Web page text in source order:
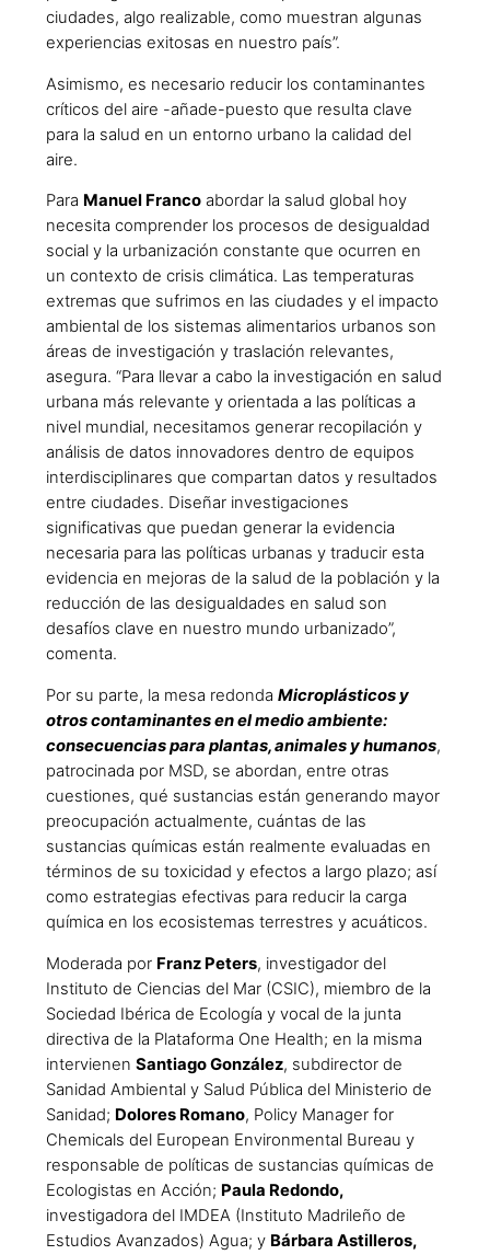
ciudades, algo realizable, como muestran algunas
experiencias exitosas en nuestro país”.
Asimismo, es necesario reducir los contaminantes
críticos del aire -añade-puesto que resulta clave
para la salud en un entorno urbano la calidad del
aire.
Para Manuel Franco abordar la salud global hoy
necesita comprender los procesos de desigualdad
social y la urbanización constante que ocurren en
un contexto de crisis climática. Las temperaturas
extremas que sufrimos en las ciudades y el impacto
ambiental de los sistemas alimentarios urbanos son
áreas de investigación y traslación relevantes,
asegura. “Para llevar a cabo la investigación en salud
urbana más relevante y orientada a las políticas a
nivel mundial, necesitamos generar recopilación y
análisis de datos innovadores dentro de equipos
interdisciplinares que compartan datos y resultados
entre ciudades. Diseñar investigaciones
significativas que puedan generar la evidencia
necesaria para las políticas urbanas y traducir esta
evidencia en mejoras de la salud de la población y la
reducción de las desigualdades en salud son
desafíos clave en nuestro mundo urbanizado”,
comenta.
Por su parte, la mesa redonda Microplásticos y
otros contaminantes en el medio ambiente:
consecuencias para plantas, animales y humanos,
patrocinada por MSD, se abordan, entre otras
cuestiones, qué sustancias están generando mayor
preocupación actualmente, cuántas de las
sustancias químicas están realmente evaluadas en
términos de su toxicidad y efectos a largo plazo; así
como estrategias efectivas para reducir la carga
química en los ecosistemas terrestres y acuáticos.
Moderada por Franz Peters, investigador del
Instituto de Ciencias del Mar (CSIC), miembro de la
Sociedad Ibérica de Ecología y vocal de la junta
directiva de la Plataforma One Health; en la misma
intervienen Santiago González, subdirector de
Sanidad Ambiental y Salud Pública del Ministerio de
Sanidad; Dolores Romano, Policy Manager for
Chemicals del European Environmental Bureau y
responsable de políticas de sustancias químicas de
Ecologistas en Acción; Paula Redondo,
investigadora del IMDEA (Instituto Madrileño de
Estudios Avanzados) Agua; y Bárbara Astilleros,